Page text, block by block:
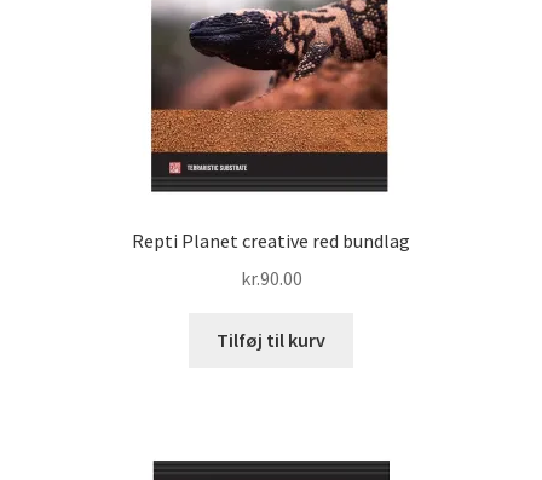
Repti Planet creative red bundlag
kr.90.00
Tilføj til kurv